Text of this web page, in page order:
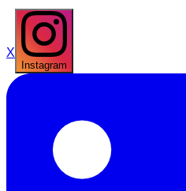
X
Instagram